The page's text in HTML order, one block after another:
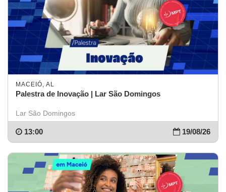
MACEIÓ, AL
Palestra de Inovação | Lar São Domingos
Lar São Domingos
19/08/26
13:00